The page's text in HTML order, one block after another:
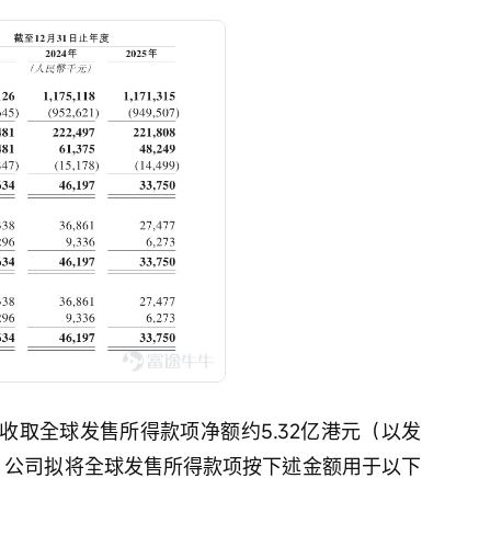
取全球发售所得款项净额约5.32亿港元（以发
司拟将全球发售所得款项按下述金额用于以下